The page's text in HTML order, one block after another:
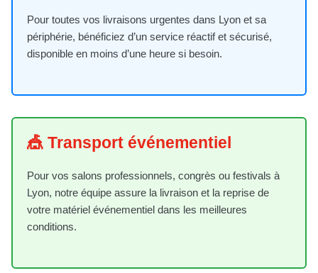
Pour toutes vos livraisons urgentes dans Lyon et sa
périphérie, bénéficiez d’un service réactif et sécurisé,
disponible en moins d’une heure si besoin.
🎪 Transport événementiel
Pour vos salons professionnels, congrès ou festivals à
Lyon, notre équipe assure la livraison et la reprise de
votre matériel événementiel dans les meilleures
conditions.